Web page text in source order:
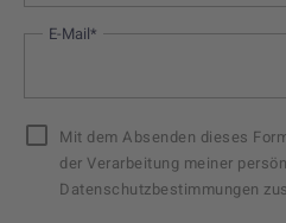
E-Mail*
Mit dem Absenden dieses
der Verarbeitung meiner
Datenschutzbestimmungen